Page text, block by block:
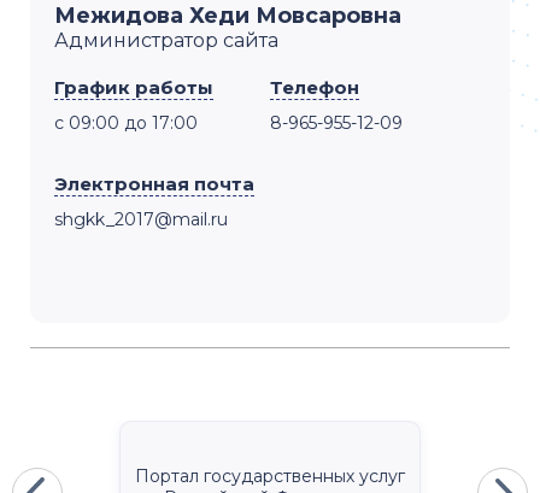
Межидова Хеди Мовсаровна
Администратор сайта
График работы
с 09:00 до 17:00
Телефон
8-965-955-12-09
Электронная почта
shgkk_2017@mail.ru
Портал государственных услуг